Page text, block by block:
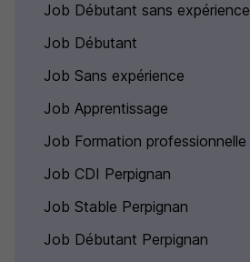
Job Débutant sans expérience
Job Débutant
Job Sans expérience
Job Apprentissage
Job Formation professionnelle
Job CDI Perpignan
Job Stable Perpignan
Job Débutant Perpignan